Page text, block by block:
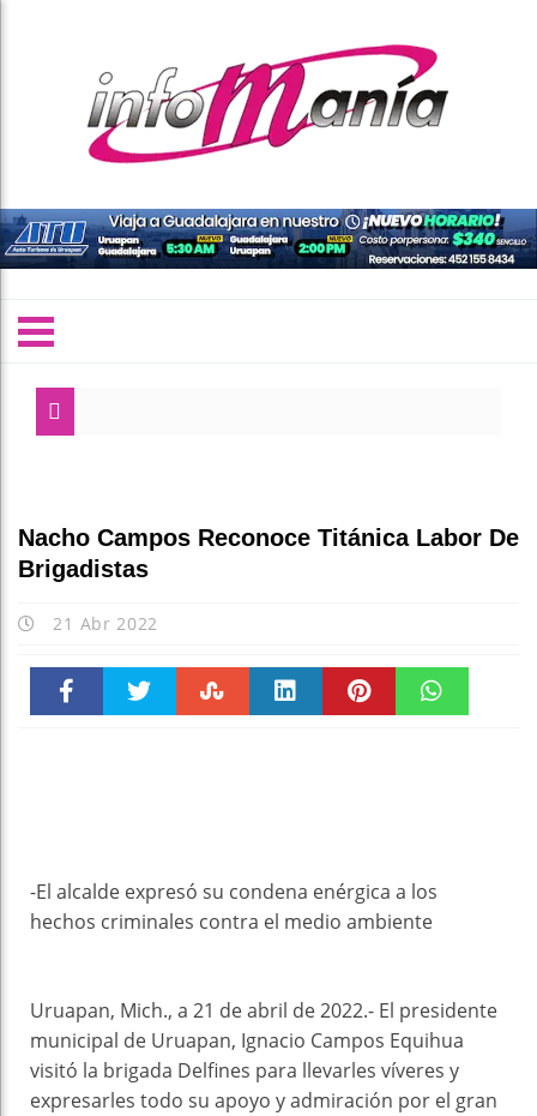
Nacho Campos Reconoce Titánica Labor De
Brigadistas
21 Abr 2022
-El alcalde expresó su condena enérgica a los
hechos criminales contra el medio ambiente
Uruapan, Mich., a 21 de abril de 2022.- El presidente
municipal de Uruapan, Ignacio Campos Equihua
visitó la brigada Delfines para llevarles víveres y
expresarles todo su apoyo y admiración por el gran